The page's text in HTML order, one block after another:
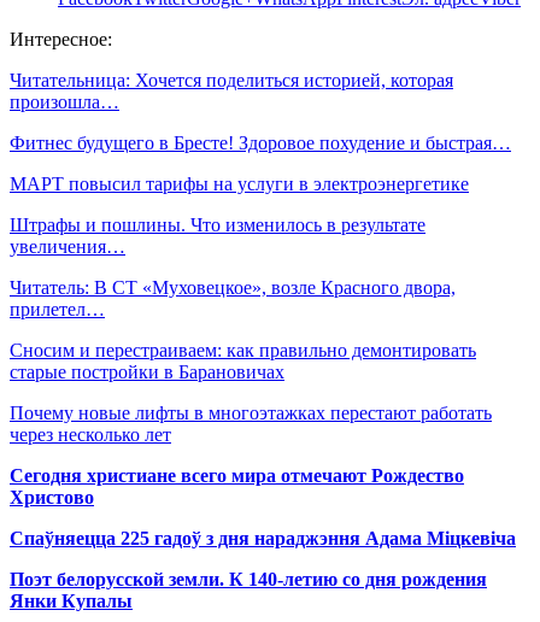
Интересное:
Читательница: Хочется поделиться историей, которая
произошла…
Фитнес будущего в Бресте! Здоровое похудение и быстрая…
МАРТ повысил тарифы на услуги в электроэнергетике
Штрафы и пошлины. Что изменилось в результате
увеличения…
Читатель: В СТ «Муховецкое», возле Красного двора,
прилетел…
Сносим и перестраиваем: как правильно демонтировать
старые постройки в Барановичах
Почему новые лифты в многоэтажках перестают работать
через несколько лет
Сегодня христиане всего мира отмечают Рождество
Христово
Спаўняецца 225 гадоў з дня нараджэння Адама Міцкевіча
Поэт белорусской земли. К 140-летию со дня рождения
Янки Купалы